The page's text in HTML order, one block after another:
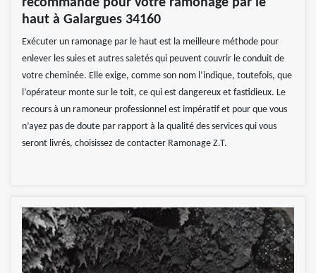
recommandé pour votre ramonage par le
haut à Galargues 34160
Exécuter un ramonage par le haut est la meilleure méthode pour
enlever les suies et autres saletés qui peuvent couvrir le conduit de
votre cheminée. Elle exige, comme son nom l’indique, toutefois, que
l’opérateur monte sur le toit, ce qui est dangereux et fastidieux. Le
recours à un ramoneur professionnel est impératif et pour que vous
n’ayez pas de doute par rapport à la qualité des services qui vous
seront livrés, choisissez de contacter Ramonage Z.T.